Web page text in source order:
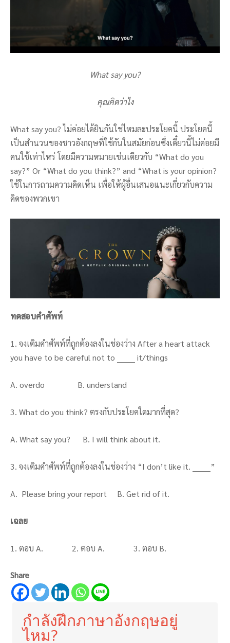
What say you?
คุณคิดว่าไง
What say you? ไม่ค่อยได้ยินกันใช่ไหมละประโยคนี้ ประโยคนี้
เป็นสำนวนของชาวอังกฤษที่ใช้กันในสมัยก่อนซึ่งเดี๋ยวนี้ไม่ค่อยมี
คนใช้เท่าไหร่ โดยมีความหมายเช่นเดียวกับ “What do you
say?” Or “What do you think?” and “What is your opinion?
ใช้ในการถามความคิดเห็น เพื่อให้ผู้อื่นเสนอแนะเกี่ยวกับความ
คิดของพวกเขา
ทดสอบคำศัพท์
1. จงเติมคำศัพท์ที่ถูกต้องลงในช่องว่าง After a heart attack
you have to be careful not to _______ it/things
A. overdo B. understand
3. What do you think? ตรงกับประโยคใดมากที่สุด?
A. What say you? B. I will think about it.
3. จงเติมคำศัพท์ที่ถูกต้องลงในช่องว่าง “I don’t like it. _______”
A. Please bring your report B. Get rid of it.
เฉลย
1. ตอบ A. 2. ตอบ A. 3. ตอบ B.
Share
กำลังฝึกภาษาอังกฤษอยู่
ไหม?